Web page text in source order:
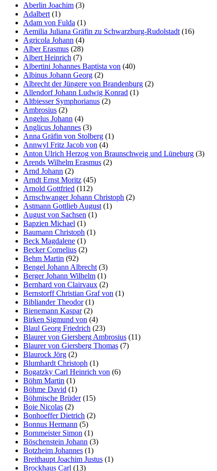
Aberlin Joachim (3)
Adalbert (1)
Adam von Fulda (1)
Aemilia Juliana Gräfin zu Schwarzburg-Rudolstadt (16)
Agricola Johann (4)
Alber Erasmus (28)
Albert Heinrich (7)
Albertini Johannes Baptista von (40)
Albinus Johann Georg (2)
Albrecht der Jüngere von Brandenburg (2)
Allendorf Johann Ludwig Konrad (1)
Altbiesser Symphorianus (2)
Ambrosius (2)
Angelus Johann (4)
Anglicus Johannes (3)
Anna Gräfin von Stolberg (1)
Annwyl Fritz Jacob von (4)
Anton Ulrich Herzog von Braunschweig und Lüneburg (3)
Arends Wilhelm Erasmus (2)
Arnd Johann (2)
Arndt Ernst Moritz (45)
Arnold Gottfried (112)
Arnschwanger Johann Christoph (2)
Astmann Gottlieb August (1)
August von Sachsen (1)
Bapzien Michael (1)
Baumann Christoph (1)
Beck Magdalene (1)
Becker Cornelius (2)
Behm Martin (92)
Bengel Johann Albrecht (3)
Berger Johann Wilhelm (1)
Bernhard von Clairvaux (2)
Bernstorff Christian Graf von (1)
Bibliander Theodor(1)
Bienemann Kaspar(2)
Birken Sigmund von (4)
Blaul Georg Friedrich (23)
Blaurer von Giersberg Ambrosius (11)
Blaurer von Giersberg Thomas (7)
Blaurock Jörg (2)
Blumhardt Christoph (1)
Bogatzky Carl Heinrich von (6)
Böhm Martin (1)
Böhme David (1)
Böhmische Brüder(15)
Boie Nicolas (2)
Bonhoeffer Dietrich (2)
Bonnus Hermann (5)
Bornmeister Simon (1)
Böschenstein Johann (3)
Botzheim Johannes (1)
Breithaupt Joachim Justus (1)
Brockhaus Carl (13)